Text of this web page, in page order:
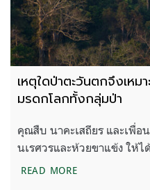
เหตุใดป่าตะวันตกจึงเหม
มรดกโลกทั้งกลุ่มป่า
คุณสืบ นาคะเสถียร และเพื่
นเรศวรและห้วยขาแข้ง ให้
READ MOREเหตุใดป่าตะวัน